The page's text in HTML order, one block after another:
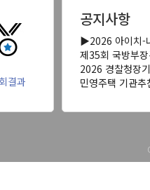
결과
공지사항
▶2026 아이치-
제35회 국방부
2026 경찰청장
민영주택 기관